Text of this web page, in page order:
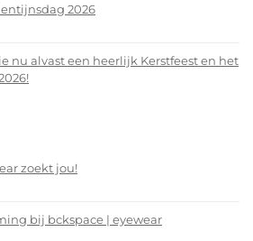
2026
nu alvast een heerlijk Kerstfeest en het
zoekt jou!
bij bckspace | eyewear